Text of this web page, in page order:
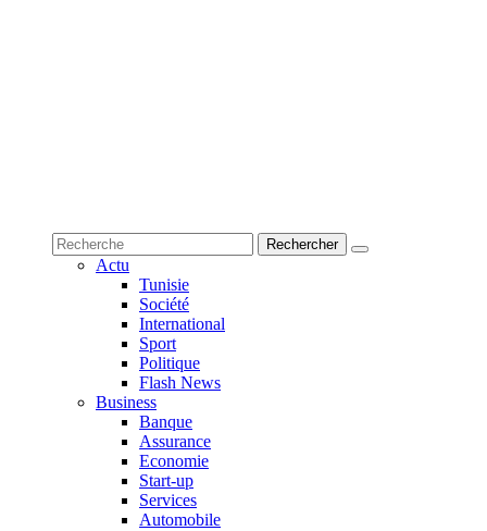
Actu
Tunisie
Société
International
Sport
Politique
Flash News
Business
Banque
Assurance
Economie
Start-up
Services
Automobile